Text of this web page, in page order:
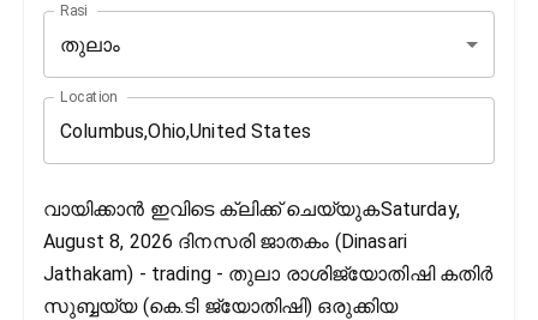
Rasi
തുലാം
Location
വായിക്കാൻ ഇവിടെ ക്ലിക്ക് ചെയ്യുകSaturday,
August 8, 2026 ദിനസരി ജാതകം (Dinasari
Jathakam) - trading - തുലാ രാശിജ്യോതിഷി കതിര്‍
സുബ്ബയ്യ (കെ.ടി ജ്യോതിഷി) ഒരുക്കിയ